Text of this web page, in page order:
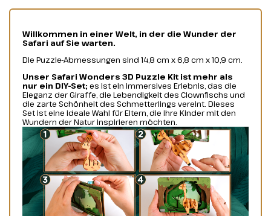
Willkommen in einer Welt, in der die Wunder der
Safari auf Sie warten.
Die Puzzle-Abmessungen sind 14,8 cm x 6,8 cm x 10,9 cm.
Unser Safari Wonders 3D Puzzle Kit ist mehr als
nur ein DIY-Set; es ist ein immersives Erlebnis, das die
Eleganz der Giraffe, die Lebendigkeit des Clownfischs und
die zarte Schönheit des Schmetterlings vereint. Dieses
Set ist eine ideale Wahl für Eltern, die ihre Kinder mit den
Wundern der Natur inspirieren möchten.